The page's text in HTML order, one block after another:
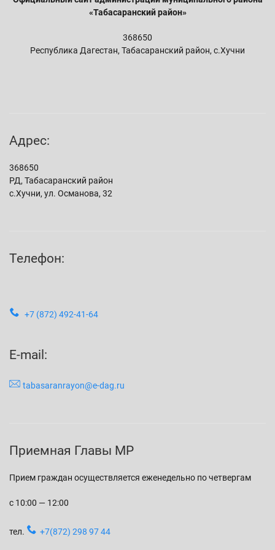
«Табасаранский район»
368650
Республика Дагестан, Табасаранский район, с.Хучни
Адрес:
368650
РД, Табасаранский район
с.Хучни, ул. Османова, 32
Телефон:
+7 (872) 492-41-64
E-mail:
tabasaranrayon@e-dag.ru
Приемная Главы МР
Прием граждан осуществляется еженедельно по четвергам
с 10:00 — 12:00
тел. +7(872) 298 97 44